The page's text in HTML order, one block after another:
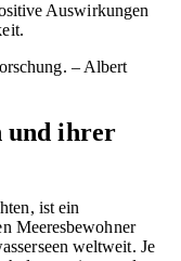
Auswirkungen
– Albert
und ihrer
ist ein
Meeresbewohner
weltweit. Je